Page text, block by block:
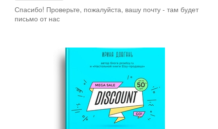
Спасибо! Проверьте, пожалуйста, вашу почту - там будет
письмо от нас